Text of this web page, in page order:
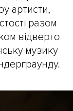
артисти,
разом
відверто
музику